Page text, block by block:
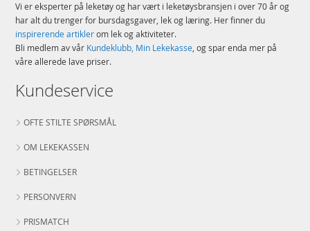
Vi er eksperter på leketøy og har vært i leketøysbransjen i over 70 år og
har alt du trenger for bursdagsgaver, lek og læring. Her finner du
inspirerende artiklerom lek og aktiviteter.
Bli medlem av vår Kundeklubb, Min Lekekasse, og spar enda mer på
våre allerede lave priser.
Kundeservice
OFTE STILTE SPØRSMÅL
OM LEKEKASSEN
BETINGELSER
PERSONVERN
PRISMATCH